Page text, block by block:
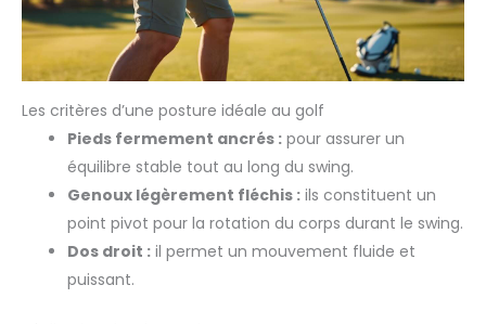
Les critères d’une posture idéale au golf
Pieds fermement ancrés : pour assurer un
équilibre stable tout au long du swing.
Genoux légèrement fléchis : ils constituent un
point pivot pour la rotation du corps durant le swing.
Dos droit : il permet un mouvement fluide et
puissant.